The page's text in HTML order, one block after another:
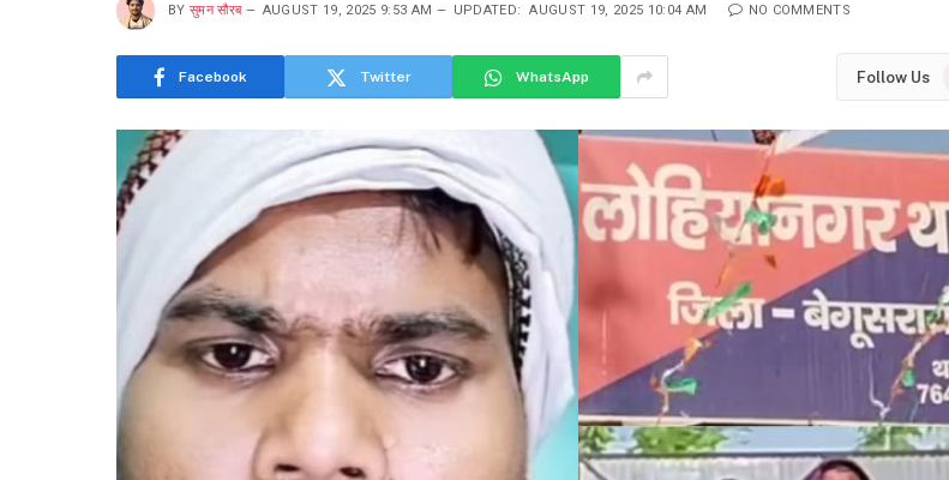
BY सुमन सौरब AUGUST 19, 2025 9:53 AM UPDATED: AUGUST 19, 2025 10:04 AM NO COMMENTS
Facebook Twitter WhatsApp Follow Us